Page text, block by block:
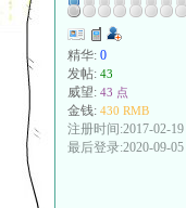
精华: 0
发帖: 43
威望: 43 点
金钱: 430 RMB
注册时间:2017-02-19
最后登录:2020-09-05